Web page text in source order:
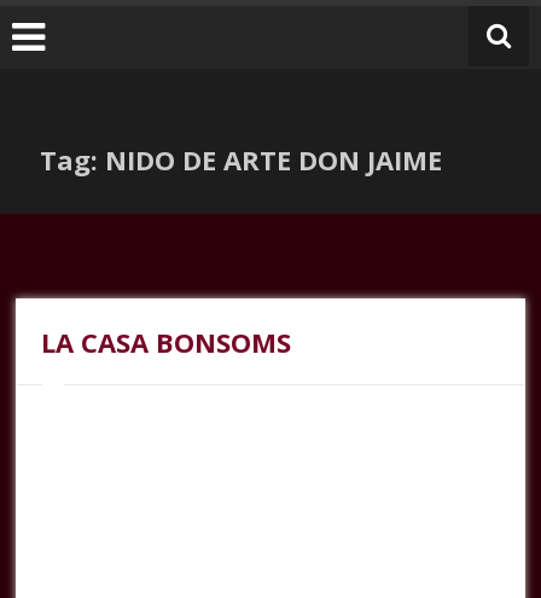
Tag: NIDO DE ARTE DON JAIME
LA CASA BONSOMS